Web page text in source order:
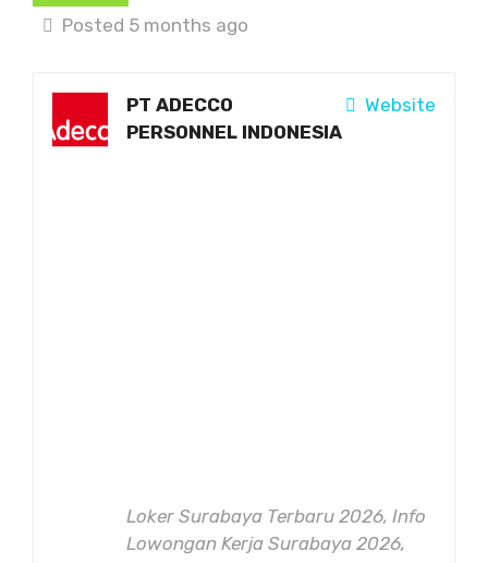
Posted 5 months ago
Website
PT ADECCO
PERSONNEL INDONESIA
Loker Surabaya Terbaru 2026, Info
Lowongan Kerja Surabaya 2026,